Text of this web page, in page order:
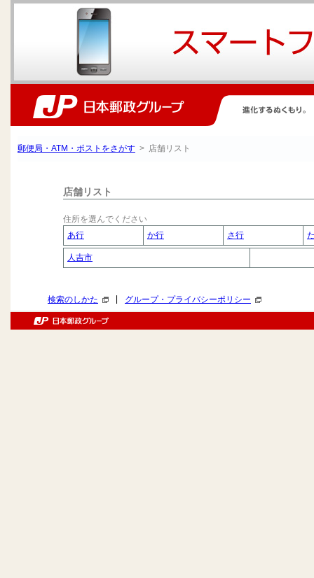
郵便局・ATM・ポストをさがす > 店舗リスト
店舗リスト
住所を選んでください
あ行
か行 さ行
人吉市
検索のしかた グループ・プライバシーポリシー